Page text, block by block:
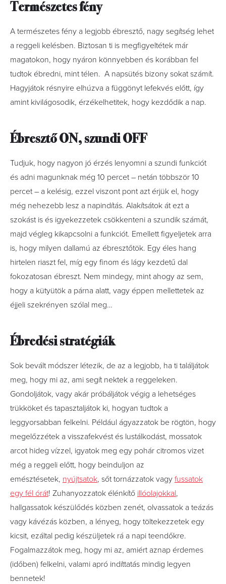
Természetes fény
A természetes fény a legjobb ébresztő, nagy segítség lehet
a reggeli kelésben. Biztosan ti is megfigyeltétek már
magatokon, hogy nyáron könnyebben és korábban fel
tudtok ébredni, mint télen. A napsütés bizony sokat számít.
Hagyjátok résnyire elhúzva a függönyt lefekvés előtt, így
amint kivilágosodik, érzékelhetitek, hogy kezdődik a nap.
Ébresztő ON, szundi OFF
Tudjuk, hogy nagyon jó érzés lenyomni a szundi funkciót
és adni magunknak még 10 percet – netán többször 10
percet – a kelésig, ezzel viszont pont azt érjük el, hogy
még nehezebb lesz a napindítás. Alakítsátok át ezt a
szokást is és igyekezzetek csökkenteni a szundik számát,
majd végleg kikapcsolni a funkciót. Emellett figyeljetek arra
is, hogy milyen dallamú az ébresztőtök. Egy éles hang
hirtelen riaszt fel, míg egy finom és lágy kezdetű dal
fokozatosan ébreszt. Nem mindegy, mint ahogy az sem,
hogy a kütyütök a párna alatt, vagy éppen mellettetek az
éjjeli szekrényen szólal meg…
Ébredési stratégiák
Sok bevált módszer létezik, de az a legjobb, ha ti találjátok
meg, hogy mi az, ami segít nektek a reggeleken.
Gondoljátok, vagy akár próbáljátok végig a lehetséges
trükköket és tapasztaljátok ki, hogyan tudtok a
leggyorsabban felkelni. Például ágyazzatok be rögtön, hogy
megelőzzétek a visszafekvést és lustálkodást, mossatok
arcot hideg vízzel, igyatok meg egy pohár citromos vizet
még a reggeli előtt, hogy beinduljon az
emésztésetek, nyújtsatok, sőt tornázzatok vagy fussatok
egy fél órát! Zuhanyozzatok élénkítő illóolajokkal,
hallgassatok készülődés közben zenét, olvassatok a teázás
vagy kávézás közben, a lényeg, hogy töltekezzetek egy
kicsit, ezáltal pedig készüljetek rá a napi teendőkre.
Fogalmazzátok meg, hogy mi az, amiért aznap érdemes
(időben) felkelni, valami apró indíttatás mindig legyen
bennetek!